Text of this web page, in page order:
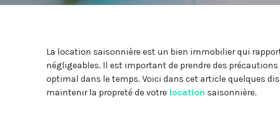
La location saisonnière est un bien immobilier qui
négligeables. Il est important de prendre des
optimal dans le temps. Voici dans cet article quelques
maintenir la propreté de votre location saisonnière.